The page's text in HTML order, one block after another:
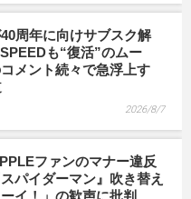
40周年に向けサブスク解
も“復活”のムー
メント続々で急浮上す
2026/8/7
ファンのマナー違反
パイダーマン』吹き替え
イ！」の歓声に批判